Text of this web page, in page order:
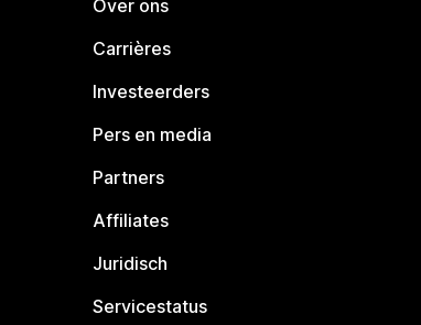
Over ons
Carrières
Investeerders
Pers en media
Partners
Affiliates
Juridisch
Servicestatus